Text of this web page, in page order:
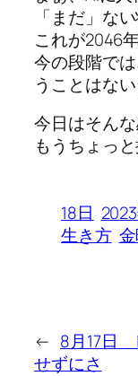
「まだ」な
これが2046
今の段階で
うことはない
今日はそんな
もうちょっ
18日
生き方
← 8月17日
せずにさ